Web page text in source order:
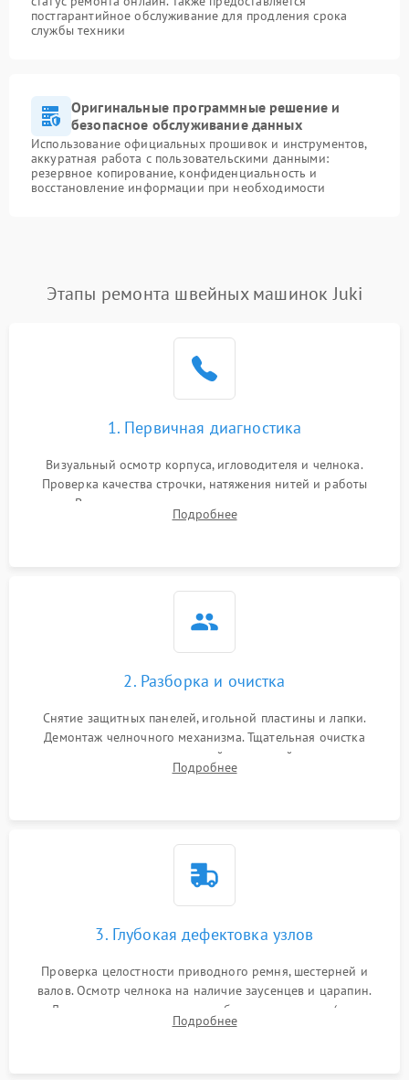
постгарантийное обслуживание для продления срока
службы техники
Оригинальные программные решение и
безопасное обслуживание данных
Использование официальных прошивок и инструментов,
аккуратная работа с пользовательскими данными:
резервное копирование, конфиденциальность и
восстановление информации при необходимости
Этапы ремонта швейных машинок Juki
1. Первичная диагностика
Визуальный осмотр корпуса, игловодителя и челнока.
Проверка качества строчки, натяжения нитей и работы
педали. Выявление посторонних стуков, пропусков стежков,
обрывов нити или заклинивания механизмов на тестовом
Подробнее
2. Разборка и очистка
Снятие защитных панелей, игольной пластины и лапки.
Демонтаж челночного механизма. Тщательная очистка
внутренних узлов от скопившейся тканевой пыли, очесов,
остатков старой смазки и обрывков нитей с помощью
Подробнее
3. Глубокая дефектовка узлов
Проверка целостности приводного ремня, шестерней и
валов. Осмотр челнока на наличие заусенцев и царапин.
Диагностика электромотора, блока управления (для
компьютерных машин), нитевдевателя и механизма
Подробнее